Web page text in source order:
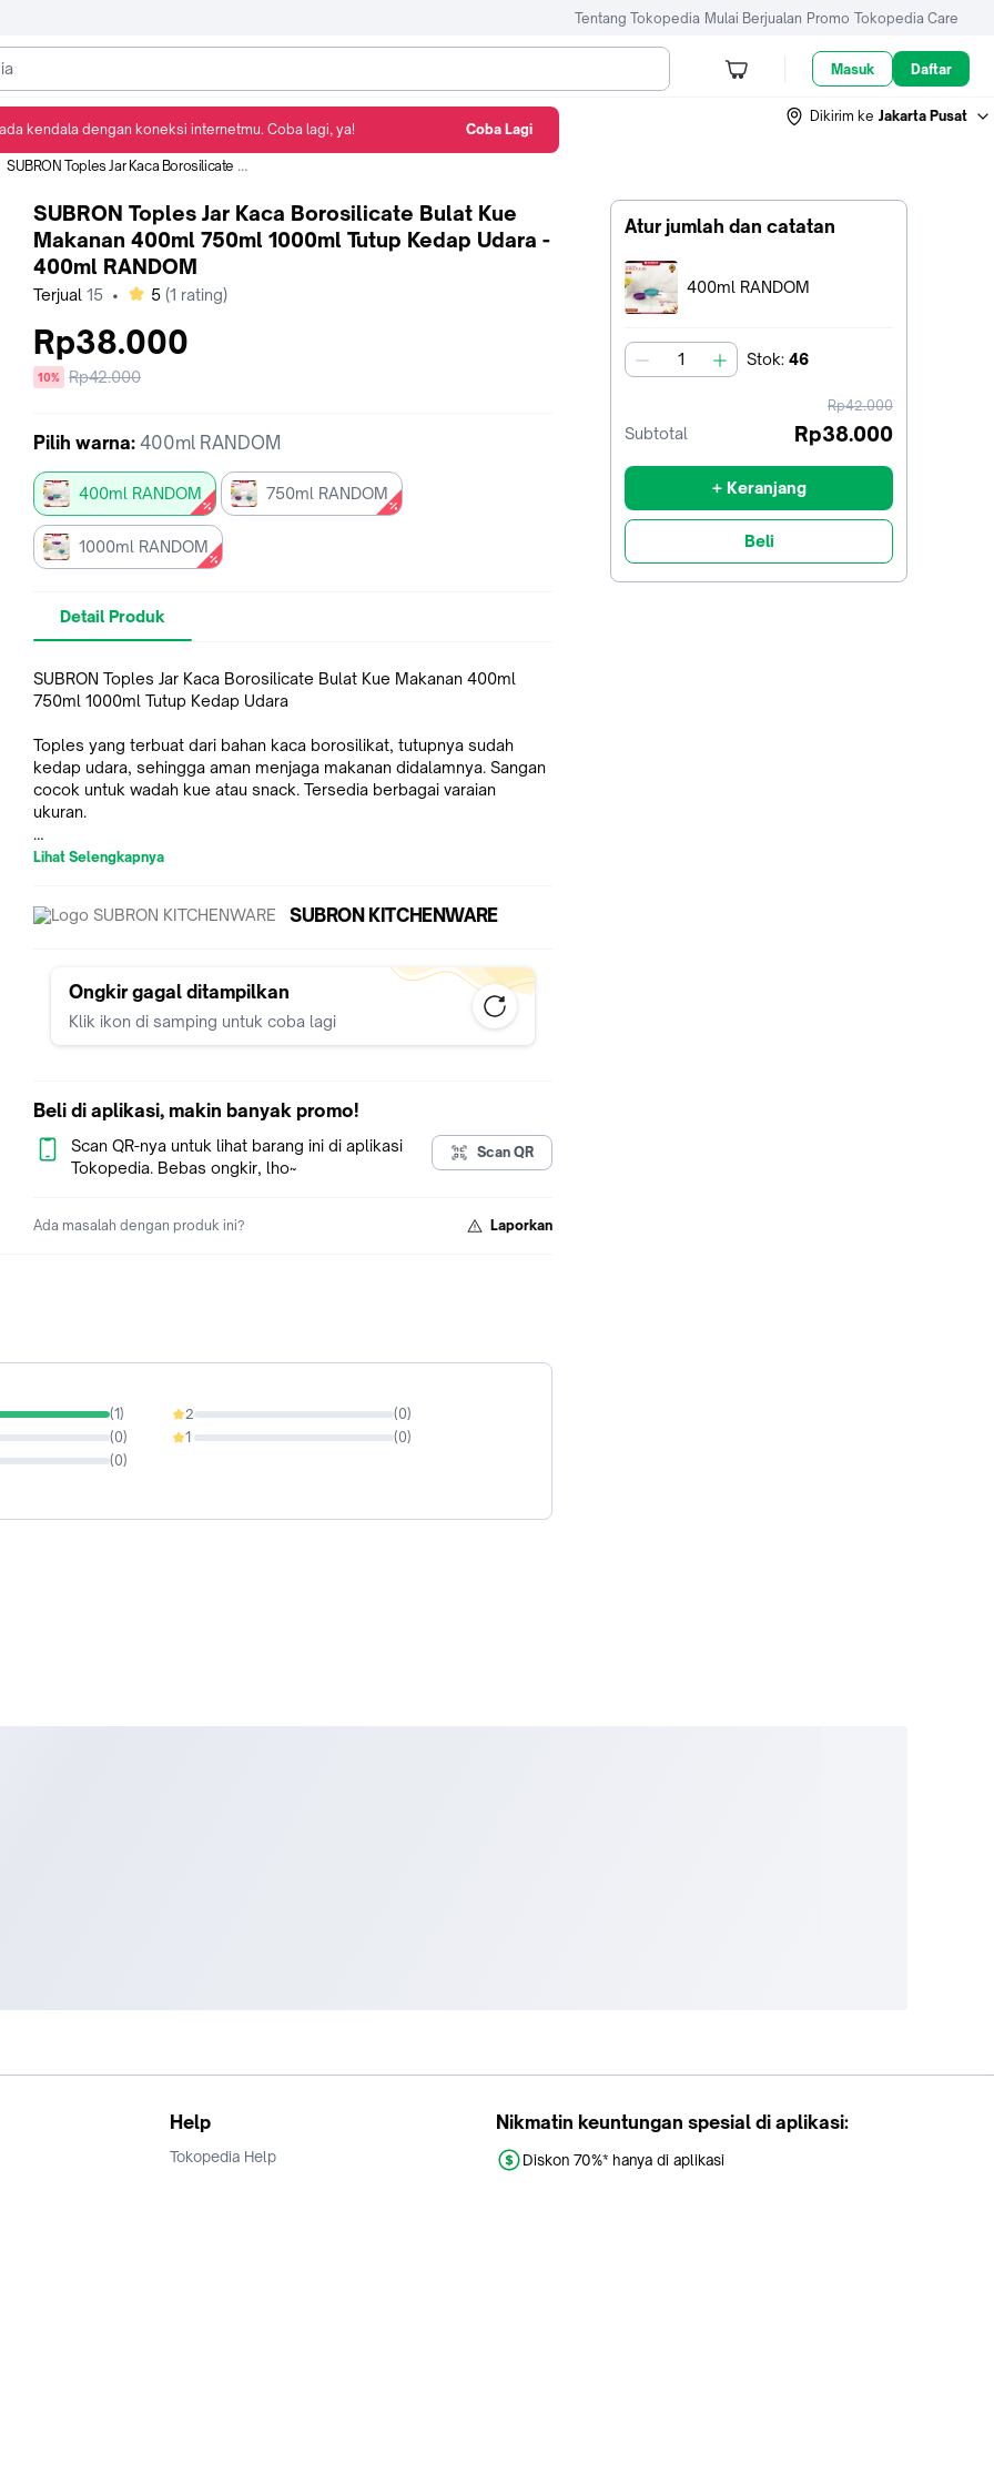
Tentang Tokopedia Mulai Berjualan Promo Tokopedia Care
Masuk Daftar
Dikirim ke Jakarta Pusat
SUBRON Toples Jar Kaca Borosilicate Bulat Kue Makanan 400ml 750ml 1000ml Tutup Kedap Udara - 400ml RANDOM
Atur jumlah dan catatan
Terpilih:
400ml RANDOM
jumlah Stok: 46
harga
sebelum
Rp42.000
Subtotal Rp38.000
+ Keranjang
Beli
SUBRON Toples Jar Kaca Borosilicate Bulat Kue
Makanan 400ml 750ml 1000ml Tutup Kedap Udara -
400ml RANDOM
Terjual 15 • bintang
5 (1 rating)
Rp38.000
diskon
10%
Harga
Rp42.000
Pilih warna: 400ml RANDOM
400ml RANDOM 750ml RANDOM
1000ml RANDOM
Detail Produk
SUBRON Toples Jar Kaca Borosilicate Bulat Kue Makanan 400ml
750ml 1000ml Tutup Kedap Udara
Toples yang terbuat dari bahan kaca borosilikat, tutupnya sudah
kedap udara, sehingga aman menjaga makanan didalamnya. Sangan
cocok untuk wadah kue atau snack. Tersedia berbagai varaian
ukuran.
-1000ML
Diameter toples : 9.5cm
Kapasitas : ±1000ml
Berat : 264gram
-750ML
Tinggi : 13cm
Diameter tutup : 10.3cm
Diameter toples : 9.5cm
Berat : 143gram
PRODUK SESUAI DENGAN GAMBAR!
Lihat Selengkapnya
SUBRON KITCHENWARE
Ongkir gagal ditampilkan
Klik ikon di samping untuk coba lagi
Beli di aplikasi, makin banyak promo!
Scan QR-nya untuk lihat barang ini di aplikasi
Tokopedia. Bebas ongkir, lho~
Scan QR
Ada masalah dengan produk ini? Laporkan
(1)
(0)
(0)
2 (0)
0%
1 (0)
0%
Help
Tokopedia Help
Nikmatin keuntungan spesial di aplikasi:
Diskon 70%* hanya di aplikasi
kendala dengan koneksi internetmu. Coba lagi, ya! Coba Lagi